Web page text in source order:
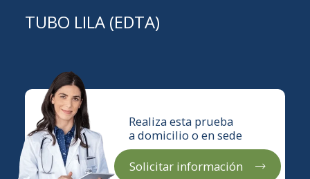
TUBO LILA (EDTA)
Realiza esta prueba
a domicilio o en sede
Solicitar información